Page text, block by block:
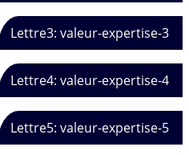
Lettre3: valeur-expertise-3
Lettre4: valeur-expertise-4
Lettre5: valeur-expertise-5